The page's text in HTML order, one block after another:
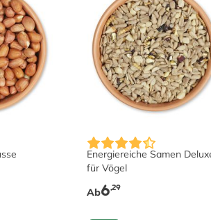
on the options chosen on the product
Energiereiche Samen
für Vögel
The price depends on
Ab6,29